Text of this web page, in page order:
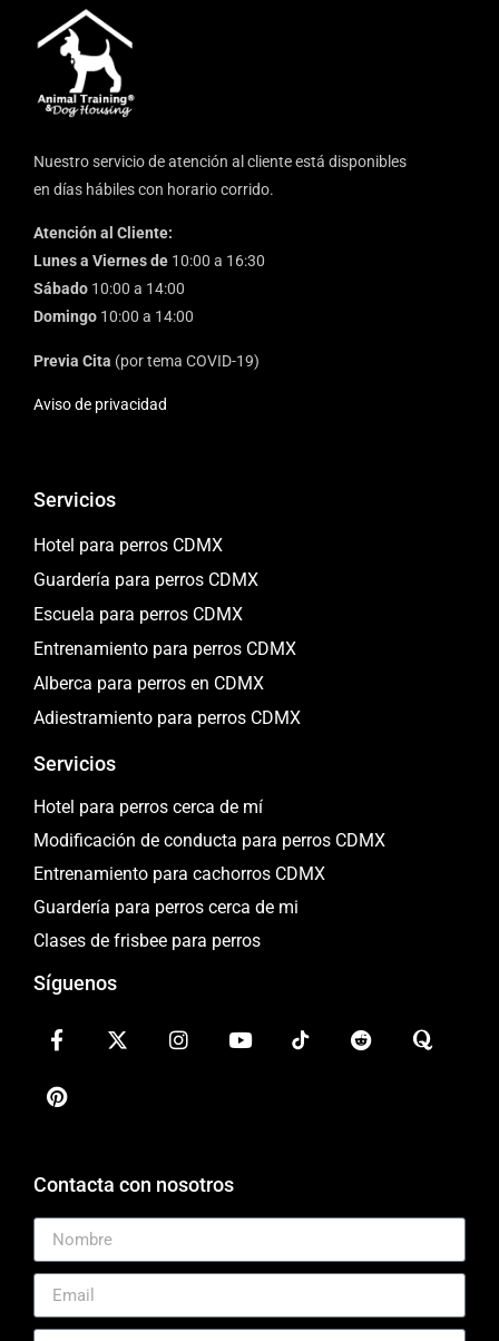
Nuestro servicio de atención al cliente está disponibles
en días hábiles con horario corrido.
Atención al Cliente:
Lunes a Viernes de 10:00 a 16:30
Sábado 10:00 a 14:00
Domingo 10:00 a 14:00
Previa Cita (por tema COVID-19)
Aviso de privacidad
Servicios
Hotel para perros CDMX
Guardería para perros CDMX
Escuela para perros CDMX
Entrenamiento para perros CDMX
Alberca para perros en CDMX
Adiestramiento para perros CDMX
Servicios
Hotel para perros cerca de mí
Modificación de conducta para perros CDMX
Entrenamiento para cachorros CDMX
Guardería para perros cerca de mi
Clases de frisbee para perros
Síguenos
Contacta con nosotros